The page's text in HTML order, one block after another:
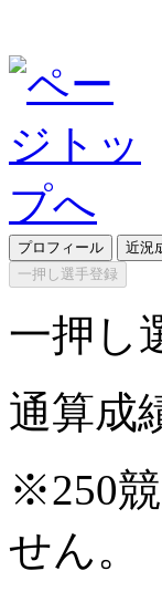
プロフィール 近況
一押し選手登録
一押し
通算成
※250
せん。